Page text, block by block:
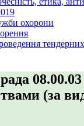
охорони
(за